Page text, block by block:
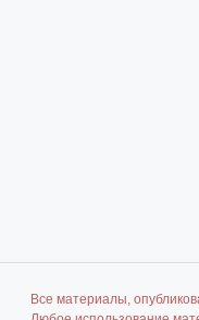
Все материалы,